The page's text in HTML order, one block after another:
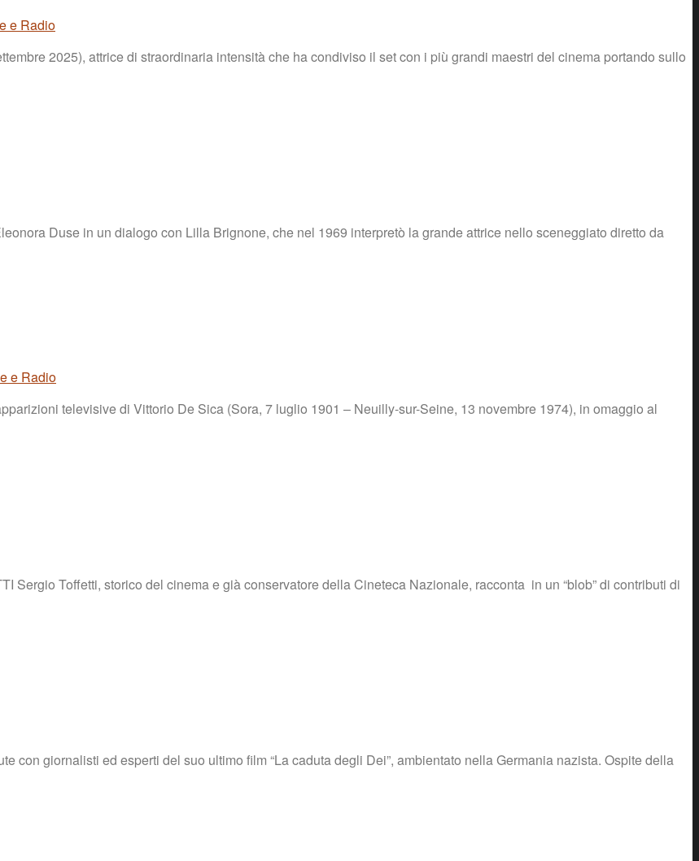
e Radio
2025), attrice di straordinaria intensità che ha condiviso il set con i più grandi maestri del cinema portando sullo
Duse in un dialogo con Lilla Brignone, che nel 1969 interpretò la grande attrice nello sceneggiato diretto da
e Radio
televisive di Vittorio De Sica (Sora, 7 luglio 1901 – Neuilly-sur-Seine, 13 novembre 1974), in omaggio al
Sergio Toffetti, storico del cinema e già conservatore della Cineteca Nazionale, racconta in un “blob” di contributi di
con giornalisti ed esperti del suo ultimo film “La caduta degli Dei”, ambientato nella Germania nazista. Ospite della